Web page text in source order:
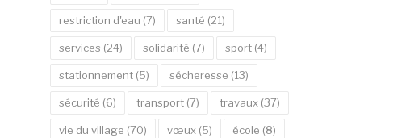
restriction d'eau (7) santé (21)
services (24) solidarité (7) sport(4)
stationnement(5) sécheresse (13)
sécurité (6) transport(7) travaux(37)
vie du village (70) vœux(5) école (8)